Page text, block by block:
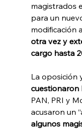
magistrados
para un
modificación
otra vez y
cargo hasta
La oposición
cuestionaron
PAN, PRI y
acusaron un
algunos